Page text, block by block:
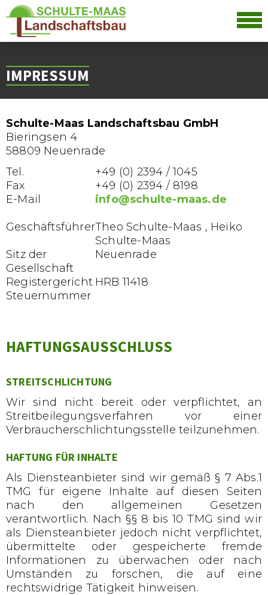
IMPRESSUM
Schulte-Maas Landschaftsbau GmbH
Bieringsen 4
58809 Neuenrade
Tel.
+49 (0) 2394 / 1045
Fax
+49 (0) 2394 / 8198
E-Mail
info@schulte-maas.de
GeschäftsführerTheo Schulte-Maas , Heiko
Schulte-Maas
Sitz der
Gesellschaft
Neuenrade
Registergericht HRB 11418
Steuernummer
HAFTUNGSAUSSCHLUSS
STREITSCHLICHTUNG
Wir sind nicht bereit oder verpflichtet, an
Streitbeilegungsverfahren vor einer
Verbraucherschlichtungsstelle teilzunehmen.
HAFTUNG FÜR INHALTE
Als Diensteanbieter sind wir gemäß § 7 Abs.1
TMG für eigene Inhalte auf diesen Seiten
nach den allgemeinen Gesetzen
verantwortlich. Nach §§ 8 bis 10 TMG sind wir
als Diensteanbieter jedoch nicht verpflichtet,
übermittelte oder gespeicherte fremde
Informationen zu überwachen oder nach
Umständen zu forschen, die auf eine
rechtswidrige Tätigkeit hinweisen.